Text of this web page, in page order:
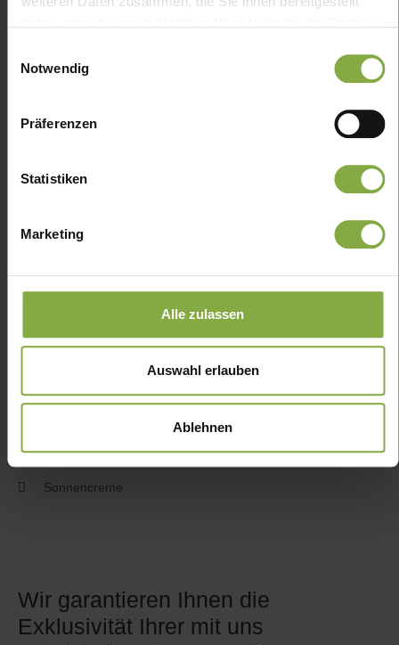
Notwendig
Präferenzen
Statistiken
Marketing
Alle zulassen
Auswahl erlauben
Ablehnen
Fußcreme & Fußmaske
Sonnenpflege mit LSF
Haarshampoo & Conditioner/Maske
Sonnenschutz
Augencreme
Lippenpflege & Lippenmaske
Sonnencreme
Wir garantieren Ihnen die
Exklusivität Ihrer mit uns